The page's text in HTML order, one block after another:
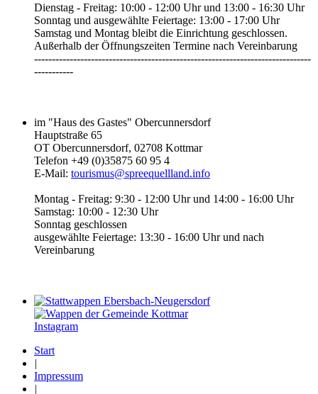
Dienstag - Freitag: 10:00 - 12:00 Uhr und 13:00 - 16:30 Uhr
Sonntag und ausgewählte Feiertage: 13:00 - 17:00 Uhr
Samstag und Montag bleibt die Einrichtung geschlossen.
Außerhalb der Öffnungszeiten Termine nach Vereinbarung
------------------------------------------------------------------------------
-----------‎
im "Haus des Gastes" Obercunnersdorf
Hauptstraße 65
OT Obercunnersdorf, 02708 Kottmar
Telefon +49 (0)35875 60 95 4
E-Mail: tourismus@spreequellland.info
Montag - Freitag: 9:30 - 12:00 Uhr und 14:00 - 16:00 Uhr
Samstag: 10:00 - 12:30 Uhr
Sonntag geschlossen
ausgewählte Feiertage: 13:30 - 16:00 Uhr und nach
Vereinbarung
Instagram
Start
|
Impressum
|